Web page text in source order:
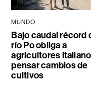
MUNDO
Bajo caudal récord
río Po obliga a
agricultores
pensar cambios de
cultivos